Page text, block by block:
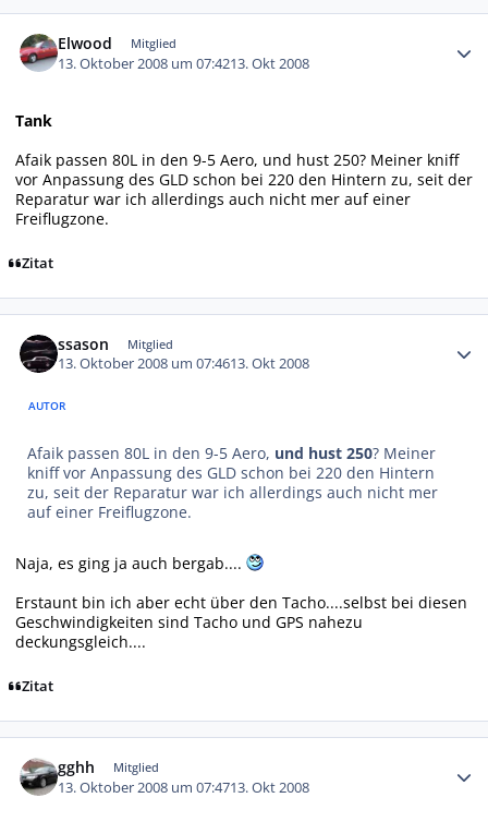
Elwood Mitglied
13. Oktober 2008 um 07:4213. Okt 2008
Tank
Afaik passen 80L in den 9-5 Aero, und hust 250? Meiner kniff
vor Anpassung des GLD schon bei 220 den Hintern zu, seit der
Reparatur war ich allerdings auch nicht mer auf einer
Freiflugzone.
Zitat
ssason Mitglied
13. Oktober 2008 um 07:4613. Okt 2008
AUTOR
Afaik passen 80L in den 9-5 Aero, und hust 250? Meiner
kniff vor Anpassung des GLD schon bei 220 den Hintern
zu, seit der Reparatur war ich allerdings auch nicht mer
auf einer Freiflugzone.
Naja, es ging ja auch bergab....
Erstaunt bin ich aber echt über den Tacho....selbst bei diesen
Geschwindigkeiten sind Tacho und GPS nahezu
deckungsgleich....
Zitat
gghh Mitglied
13. Oktober 2008 um 07:4713. Okt 2008